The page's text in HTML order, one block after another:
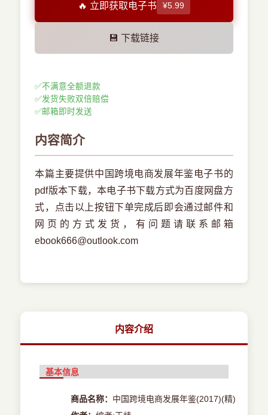
🔥 立即获取电子书 ¥5.99
💾 下载链接
✅不满意全额退款
✅发货失败双倍赔偿
✅邮箱即时发送
内容简介
本篇主要提供中国跨境电商发展年鉴电子书的
pdf版本下载，本电子书下载方式为百度网盘方
式，点击以上按钮下单完成后即会通过邮件和
网页的方式发货，有问题请联系邮箱
ebook666@outlook.com
内容介绍
基本信息
商品名称： 中国跨境电商发展年鉴(2017)(精)